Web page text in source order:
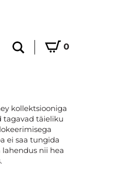
0
kollektsiooniga
tagavad täieliku
ei saa tungida
nii hea